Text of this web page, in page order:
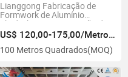
Lianggong Fabricação de
Formwork de Alumínio
Skydeck para Construção de
Concreto de Laje
US$ 120,00-175,00/Metro Quadrado
100 Metros Quadrados(MOQ)